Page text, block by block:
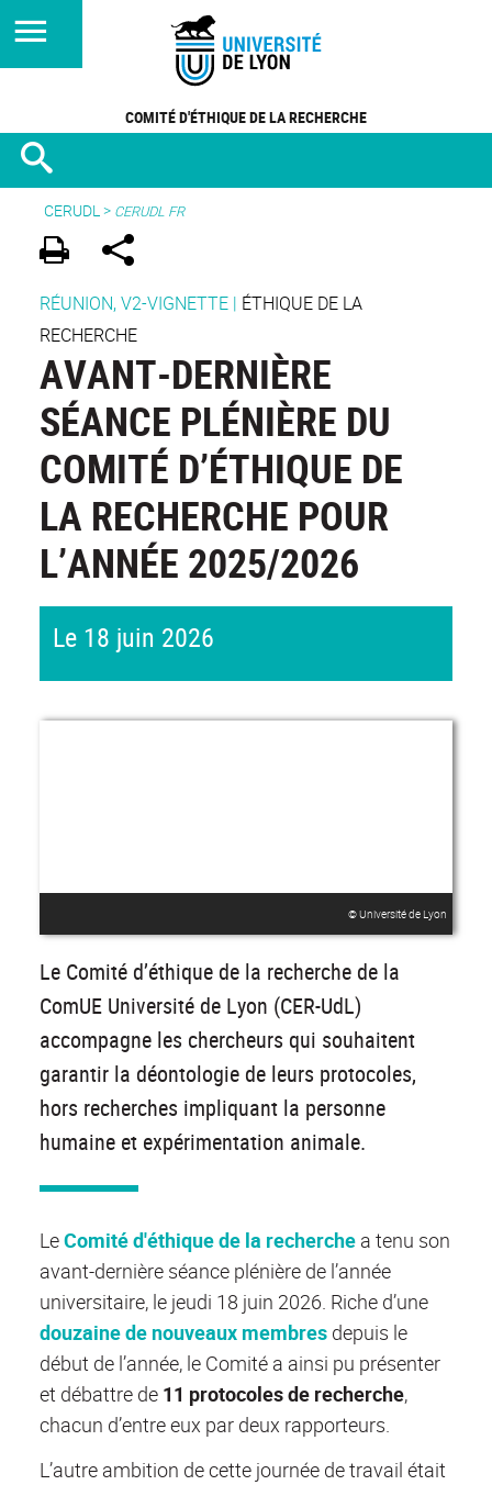
COMITÉ D'ÉTHIQUE DE LA RECHERCHE
CERUDL> CERUDL FR
RÉUNION, V2-VIGNETTE | ÉTHIQUE DE LA
RECHERCHE
AVANT-DERNIÈRE
SÉANCE PLÉNIÈRE DU
COMITÉ D’ÉTHIQUE DE
LA RECHERCHE POUR
L’ANNÉE 2025/2026
Le 18 juin 2026
© Université de Lyon
Le Comité d’éthique de la recherche de la
ComUE Université de Lyon (CER-UdL)
accompagne les chercheurs qui souhaitent
garantir la déontologie de leurs protocoles,
hors recherches impliquant la personne
humaine et expérimentation animale.
LeComité d'éthique de la recherche a tenu son
avant-dernière séance plénière de l’année
universitaire, le jeudi 18 juin 2026. Riche d’une
douzaine de nouveaux membres depuis le
début de l’année, le Comité a ainsi pu présenter
et débattre de 11 protocoles de recherche,
chacun d’entre eux par deux rapporteurs.
L’autre ambition de cette journée de travail était